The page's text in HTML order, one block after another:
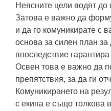
Неясните цели водят до
Затова е важно да
и да го комуникирате с
основа за силен план за
впоследствие
Освен това е важно да
препятствия, за да ги
Комуникирането на
с екипа е също толкова